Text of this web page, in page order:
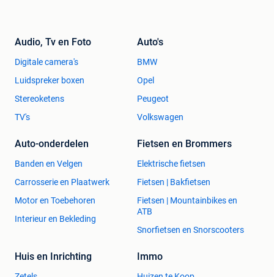
Audio, Tv en Foto
Digitale camera's
Luidspreker boxen
Stereoketens
TV's
Auto's
BMW
Opel
Peugeot
Volkswagen
Auto-onderdelen
Banden en Velgen
Carrosserie en Plaatwerk
Motor en Toebehoren
Interieur en Bekleding
Fietsen en Brommers
Elektrische fietsen
Fietsen | Bakfietsen
Fietsen | Mountainbikes en
ATB
Snorfietsen en Snorscooters
Huis en Inrichting Immo